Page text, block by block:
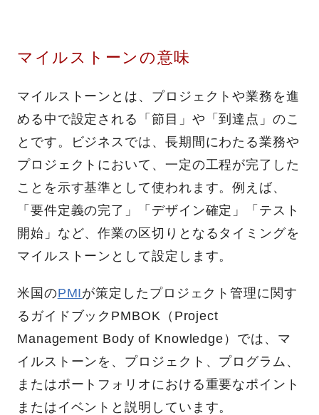
マイルストーンの意味
マイルストーンとは、プロジェクトや業務を進
める中で設定される「節目」や「到達点」のこ
とです。ビジネスでは、長期間にわたる業務や
プロジェクトにおいて、一定の工程が完了した
ことを示す基準として使われます。例えば、
「要件定義の完了」「デザイン確定」「テスト
開始」など、作業の区切りとなるタイミングを
マイルストーンとして設定します。
米国のPMIが策定したプロジェクト管理に関す
るガイドブックPMBOK（Project
Management Body of Knowledge）では、マ
イルストーンを、プロジェクト、プログラム、
またはポートフォリオにおける重要なポイント
またはイベントと説明しています。